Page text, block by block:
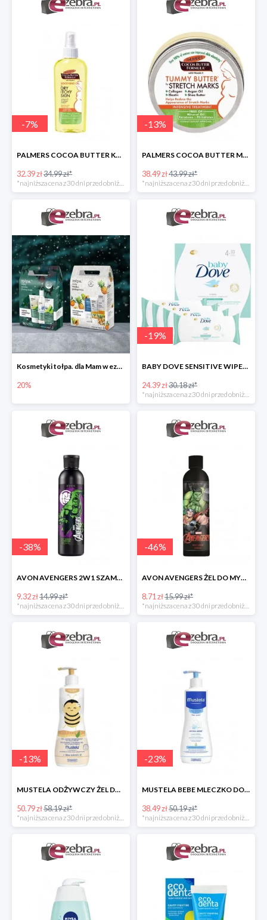
-7%
PALMERS COCOA BUTTER KOJĄCA OLIWKA DLA KOBIET W CIĄŻY
32.39 zł34.99 zł*
-13%
PALMERS COCOA BUTTER MASŁO DO PIELĘGNACJI BRZUCHA W CZASIE CIĄŻY
38.49 zł43.99 zł*
Kosmetyki tołpa. dla Mam w ezebra.pl do -20%
20%
-19%
BABY DOVE SENSITIVE WIPES CHUSTECZKI PIELĘGNACYJNE 200 szt.
24.39 zł30.18 zł*
-38%
AVON AVENGERS 2W1 SZAMPON DO WŁOSÓW I ODŻYWKA
9.32 zł14.99 zł*
*najniższa cena z 30 dni przed obniżką
-46%
AVON AVENGERS ŻEL DO MYCIA CIAŁA
8.71 zł15.99 zł*
*najniższa cena z 30 dni przed obniżką
-13%
MUSTELA ODŻYWCZY ŻEL DO MYCIA DLA DZIECI
50.79 zł58.19 zł*
-23%
MUSTELA BEBE MLECZKO DO CIAŁA DLA DZIECI
38.49 zł50.19 zł*